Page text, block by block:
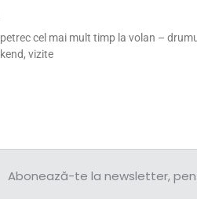
cel mai mult timp la volan –
vizite
Abonează-te la newsletter,